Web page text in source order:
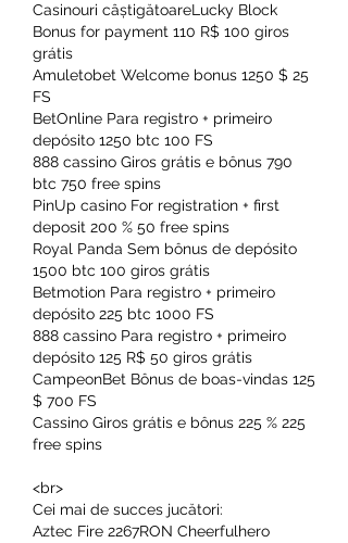
Casinouri câștigătoareLucky Block
Bonus for payment 110 R$ 100 giros
grátis
Amuletobet Welcome bonus 1250 $ 25
FS
BetOnline Para registro + primeiro
depósito 1250 btc 100 FS
888 cassino Giros grátis e bônus 790
btc 750 free spins
PinUp casino For registration + first
deposit 200 % 50 free spins
Royal Panda Sem bônus de depósito
1500 btc 100 giros grátis
Betmotion Para registro + primeiro
depósito 225 btc 1000 FS
888 cassino Para registro + primeiro
depósito 125 R$ 50 giros grátis
CampeonBet Bônus de boas-vindas 125
$ 700 FS
Cassino Giros grátis e bônus 225 % 225
free spins
<br>
Cei mai de succes jucători:
Aztec Fire 2267RON Cheerfulhero